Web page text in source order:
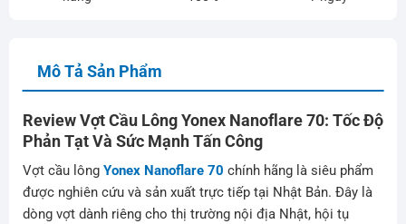
Mô Tả Sản Phẩm
Review Vợt Cầu Lông Yonex Nanoflare 70: Tốc Độ
Phản Tạt Và Sức Mạnh Tấn Công
Vợt cầu lông Yonex Nanoflare 70 chính hãng là siêu phẩm
được nghiên cứu và sản xuất trực tiếp tại Nhật Bản. Đây là
dòng vợt dành riêng cho thị trường nội địa Nhật, hội tụ